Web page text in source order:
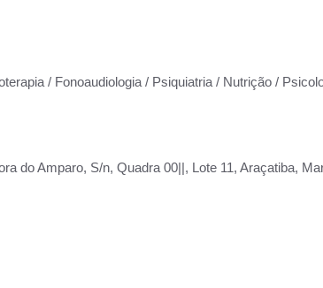
/ Fonoaudiologia / Psiquiatria / Nutrição /
do Amparo, S/n, Quadra 00||, Lote 11, Araçatiba,